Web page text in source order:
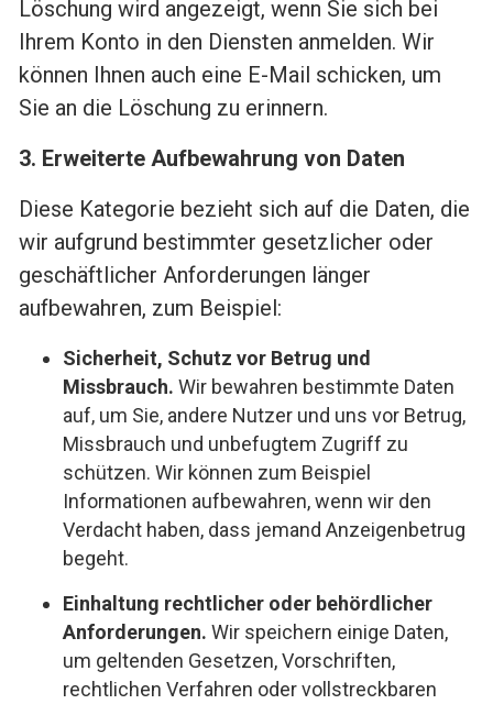
Löschung wird angezeigt, wenn Sie sich bei
Ihrem Konto in den Diensten anmelden. Wir
können Ihnen auch eine E-Mail schicken, um
Sie an die Löschung zu erinnern.
3. Erweiterte Aufbewahrung von Daten
Diese Kategorie bezieht sich auf die Daten, die
wir aufgrund bestimmter gesetzlicher oder
geschäftlicher Anforderungen länger
aufbewahren, zum Beispiel:
Sicherheit, Schutz vor Betrug und
Missbrauch. Wir bewahren bestimmte Daten
auf, um Sie, andere Nutzer und uns vor Betrug,
Missbrauch und unbefugtem Zugriff zu
schützen. Wir können zum Beispiel
Informationen aufbewahren, wenn wir den
Verdacht haben, dass jemand Anzeigenbetrug
begeht.
Einhaltung rechtlicher oder behördlicher
Anforderungen. Wir speichern einige Daten,
um geltenden Gesetzen, Vorschriften,
rechtlichen Verfahren oder vollstreckbaren